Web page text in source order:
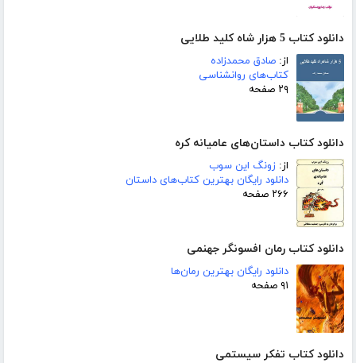
دانلود کتاب 5 هزار شاه کلید طلایی
از: صادق محمدزاده
کتاب‌های روانشناسی
۲۹ صفحه
دانلود کتاب داستان‌های عامیانه کره
از: زونگ این سوب
دانلود رایگان بهترین کتاب‌های داستان
۲۶۶ صفحه
دانلود کتاب رمان افسونگر جهنمی
دانلود رایگان بهترین رمان‌ها
۹۱ صفحه
دانلود کتاب تفکر سیستمی